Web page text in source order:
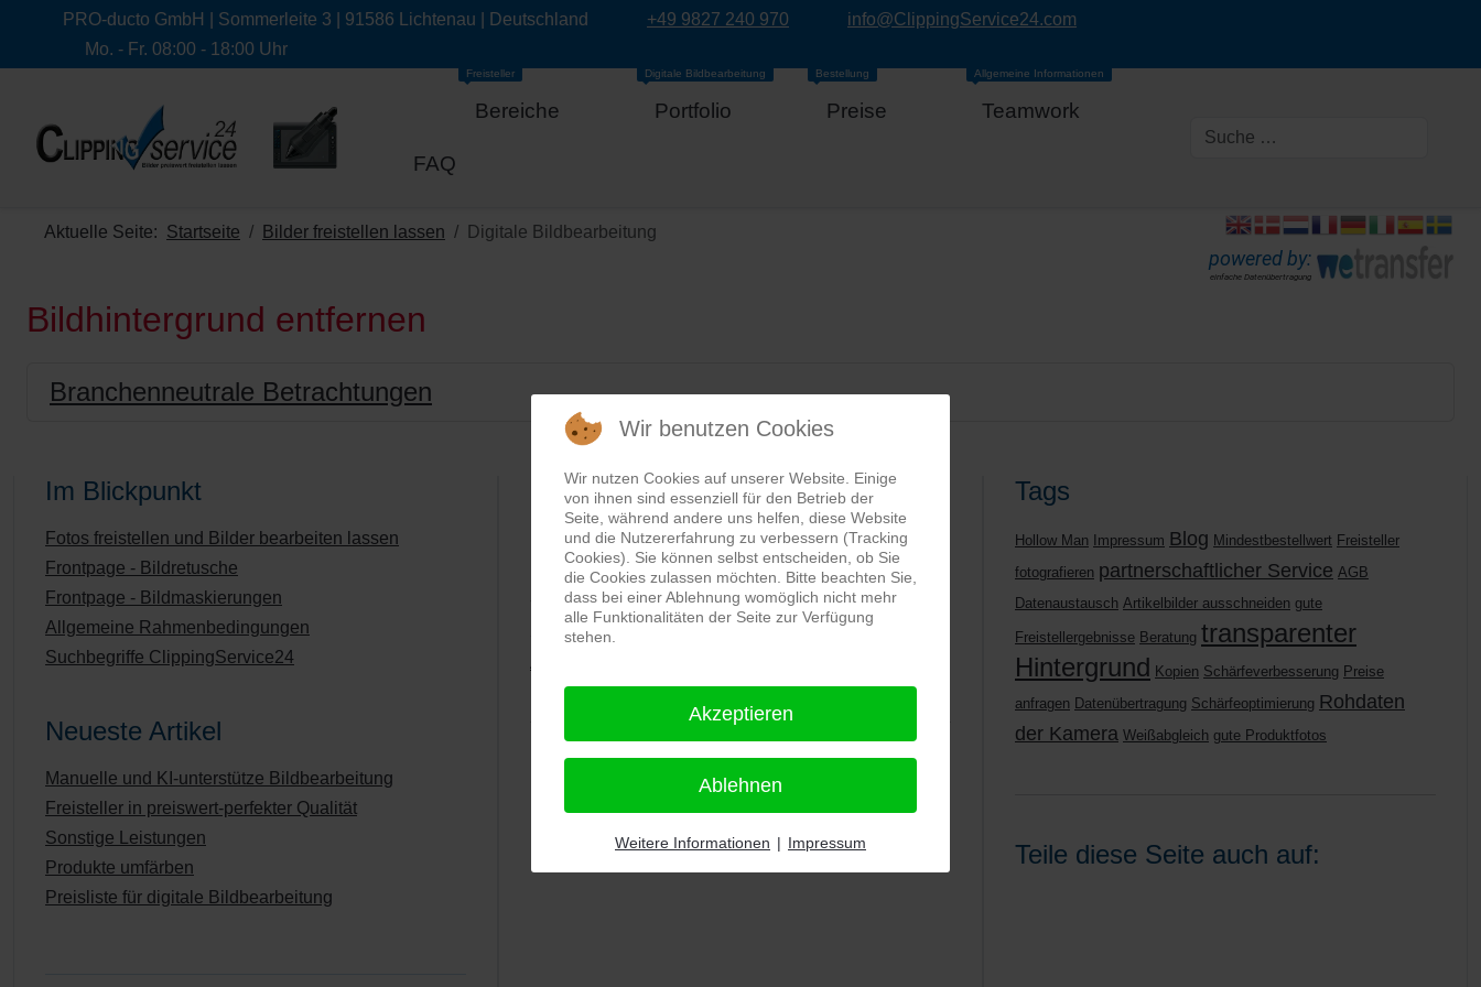
PRO-ducto GmbH | Sommerleite 3 | 91586 Lichtenau | Deutschland +49 9827 240 970
info@ClippingService24.com
Mo. - Fr. 08:00 - 18:00 Uhr
Bereiche
Freisteller
Portfolio
Digitale Bildbearbeitung
Preise
Bestellung
Teamwork
Allgemeine Informationen
FAQ
Aktuelle Seite: Startseite Bilder freistellen lassen Digitale Bildbearbeitung
powered by:
einfache Datenübertragung
Bildhintergrund entfernen
Branchenneutrale Betrachtungen
Im Blickpunkt
Fotos freistellen und Bilder bearbeiten lassen
Frontpage - Bildretusche
Frontpage - Bildmaskierungen
Allgemeine Rahmenbedingungen
Suchbegriffe ClippingService24
Neueste Artikel
Manuelle und KI-unterstütze Bildbearbeitung
Freisteller in preiswert-perfekter Qualität
Sonstige Leistungen
Produkte umfärben
Preisliste für digitale Bildbearbeitung
PRO-ducto GmbH, Fotografie und Bildbearbeitung in
Lichtenau
⭐⭐⭐⭐⭐bei144 Google-Rezensionen (Stand
11.01.2026)
Tags
Hollow Man Impressum Blog Mindestbestellwert Freisteller
fotografieren partnerschaftlicher Service AGB
Datenaustausch Artikelbilder ausschneiden gute
Freistellergebnisse Beratung transparenter
Hintergrund Kopien Schärfeverbesserung Preise
anfragen Datenübertragung Schärfeoptimierung Rohdaten
der Kamera Weißabgleich gute Produktfotos
Teile diese Seite auch auf:
Wir benutzen Cookies
Wir nutzen Cookies auf unserer Website. Einige
von ihnen sind essenziell für den Betrieb der
Seite, während andere uns helfen, diese Website
und die Nutzererfahrung zu verbessern (Tracking
Cookies). Sie können selbst entscheiden, ob Sie
die Cookies zulassen möchten. Bitte beachten Sie,
dass bei einer Ablehnung womöglich nicht mehr
alle Funktionalitäten der Seite zur Verfügung
stehen.
Akzeptieren
Ablehnen
Weitere Informationen | Impressum